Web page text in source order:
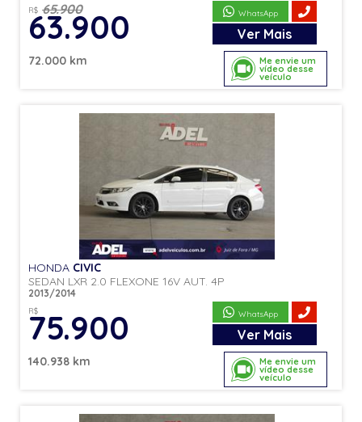
Me envie um
vídeo desse
veículo
R$ 65.900
63.900 WhatsApp
Ver Mais
72.000 km
Me envie um
vídeo desse
veículo
HONDA CIVIC
SEDAN LXR 2.0 FLEXONE 16V AUT. 4P
2013/2014
R$
75.900 WhatsApp
Ver Mais
140.938 km